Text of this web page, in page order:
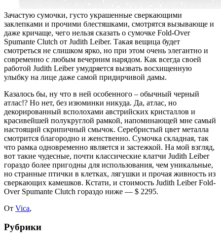
Зачастую сумочки, густо украшенные сверкающими
заклепками и прочими блестяшками, смотрятся вызывающе и
даже кричаще, чего нельзя сказать о сумочке Fold-Over
Spumante Clutch от Judith Leiber. Такая вещица будет
смотреться не слишком ярко, но при этом очень элегантно и
современно с любым вечерним нарядом. Как всегда своей
работой Judith Leiber умудряется вызвать восхищенную
улыбку на лице даже самой придирчивой дамы.
Казалось бы, ну что в ней особенного – обычный черный
атлас!? Но нет, без изюминки никуда. Да, атлас, но
декорированный всполохами австрийских кристаллов и
красивейшей полукруглой рамкой, напоминающей мне самый
настоящий скрипичный смычок. Серебристый цвет металла
смотрится благородно и женственно. Сумочка складная, так
что рамка одновременно является и застежкой. На мой взгляд,
вот такие чудесные, почти классические клатчи Judith Leiber
гораздо более пригодны для использования, чем уникальные,
но странные птички в клетках, лягушки и прочая живность из
сверкающих камешков. Кстати, и стоимость Judith Leiber Fold-
Over Spumante Clutch гораздо ниже — $ 2295.
От Vica,
Рубрики